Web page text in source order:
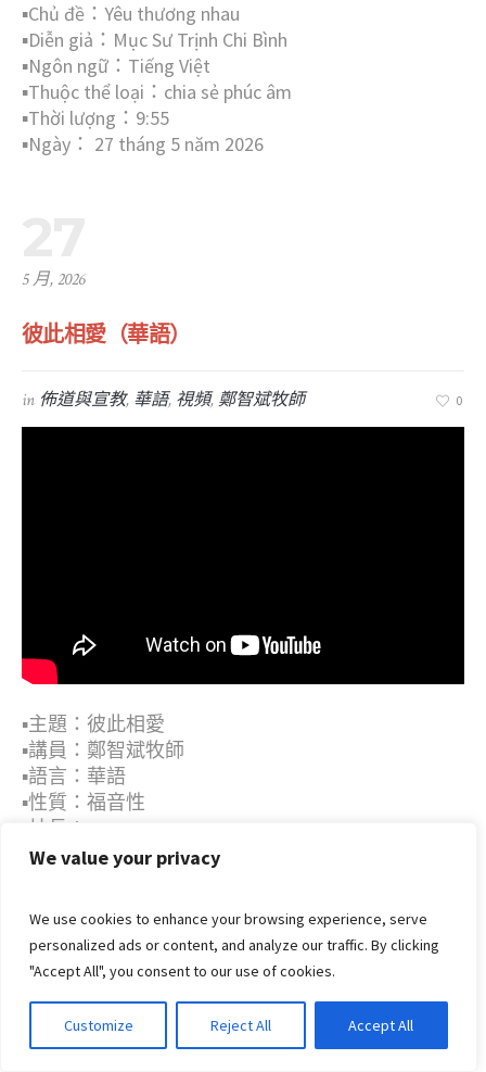
We value your privacy
We use cookies to enhance your browsing experience, serve
personalized ads or content, and analyze our traffic. By clicking
"Accept All", you consent to our use of cookies.
Customize Reject All Accept All
▪︎Chủ đề：Yêu thương nhau
▪︎Diễn giả：Mục Sư Trịnh Chi Bình
▪︎Ngôn ngữ：Tiếng Việt
▪︎Thuộc thể loại：chia sẻ phúc âm
▪︎Thời lượng：9:55
▪︎Ngày： 27 tháng 5 năm 2026
5 月, 2026
彼此相愛（華語）
in 佈道與宣教, 華語, 視頻,鄭智斌牧師 0
▪︎主題：彼此相愛
▪︎講員：鄭智斌牧師
▪︎語言：華語
▪︎性質：福音性
▪︎片長：9:09
▪︎日期：2026年5月27日
27
彼此相愛（粤語）